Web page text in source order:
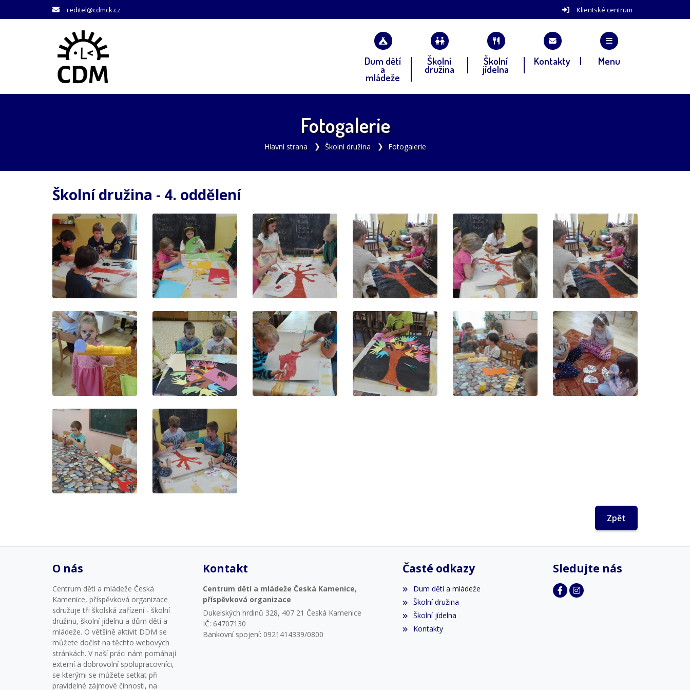
reditel@cdmck.cz Klientské centrum
Dum dětí
a
mládeže
Školní
družina
Školní
jídelna
Kontakty Menu
Fotogalerie
Hlavní strana Školní družina Fotogalerie
Školní družina - 4. oddělení
Zpět
O nás
Centrum dětí a mládeže Česká
Kamenice, příspěvková organizace
sdružuje tři školská zařízení - školní
družinu, školní jídelnu a dům dětí a
mládeže. O většině aktivit DDM se
můžete dočíst na těchto webových
stránkách. V naší práci nám pomáhají
externí a dobrovolní spolupracovníci,
se kterými se můžete setkat při
pravidelné zájmové činnosti, na
Kontakt
Centrum dětí a mládeže Česká Kamenice,
příspěvková organizace
Dukelských hrdinů 328, 407 21 Česká Kamenice
IČ: 64707130
Bankovní spojení: 0921414339/0800
Časté odkazy
Dum dětí a mládeže
Školní družina
Školní jídelna
Kontakty
Sledujte nás